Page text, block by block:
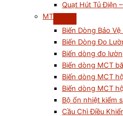
Quạt Hút Tủ Điện
MT
Biến Dòng Bảo
Biến Dòng Đo
Biến dòng đo
Biến dòng MCT
Biến dòng MCT
Biến dòng MCT
Bộ ổn nhiệt kiểm
Cầu Chì Điều